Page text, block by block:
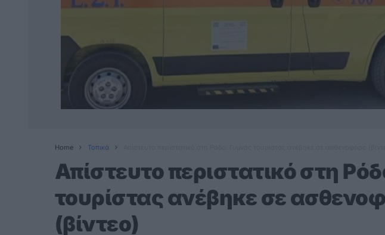
Home Τοπικά
Απίστευτο περιστατικό στη
τουρίστας ανέβηκε σε
(βίντεο)